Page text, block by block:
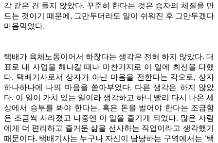
각 같은 건 들지 않았다. 꾸준히 한다는 것은 승자의 체질을 만
드는 것이기 때문에, 그만두더라도 일이 쉬워진 후 그만두겠다
마음먹었다.
택배가 육체노동이어서 하찮다는 생각은 전혀 하지 않았다. 대
표로 내 사업을 해나갈 때나 마찬가지로 이 일에 최선을 다했
다. 택배기사로서 상자가 아닌 마음을 전한다는 각오로, 상자
하나하나에 나의 마음을 쏟아부었다. 다른 생각은 하지 않았
다. 이 일이 가치 있는 일이라 생각하고 하니 빨리 다시 나온 세
상에서 승부를 봐야 한다는, 혹은 돈을 벌어야 한다는 조급함
은 조금씩 사라졌고 나중엔 이 일을 즐기게 되었다. 많은 사람
에게 더 편리하고 즐거운 삶을 선사하는 직업이라고 생각했기
때문이다. 택배기사는 누구나 자신이 담당하는 구역에서는 ‘택